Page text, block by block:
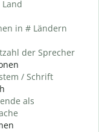
in # Ländern
der Sprecher
/ Schrift
als